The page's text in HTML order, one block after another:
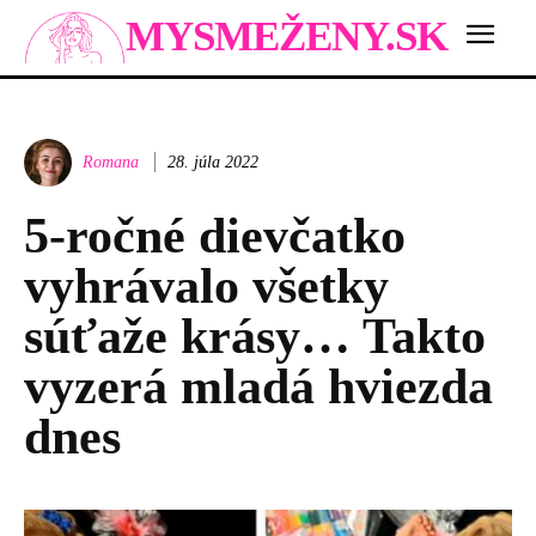
MYSMEŽENY.SK
Romana 28. júla 2022
5-ročné dievčatko
vyhrávalo všetky
súťaže krásy… Takto
vyzerá mladá hviezda
dnes